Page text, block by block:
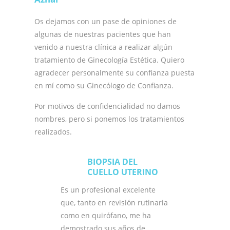
Os dejamos con un pase de opiniones de
algunas de nuestras pacientes que han
venido a nuestra clínica a realizar algún
tratamiento de Ginecología Estética. Quiero
agradecer personalmente su confianza puesta
en mí como su Ginecólogo de Confianza.
Por motivos de confidencialidad no damos
nombres, pero si ponemos los tratamientos
realizados.
BIOPSIA DEL
CUELLO UTERINO
Es un profesional excelente
que, tanto en revisión rutinaria
como en quirófano, me ha
demostrado sus años de